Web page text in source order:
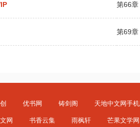
第66章
第69章
优书网 铸剑阁 天地中文网手
网 书香云集 雨枫轩 芒果文学网